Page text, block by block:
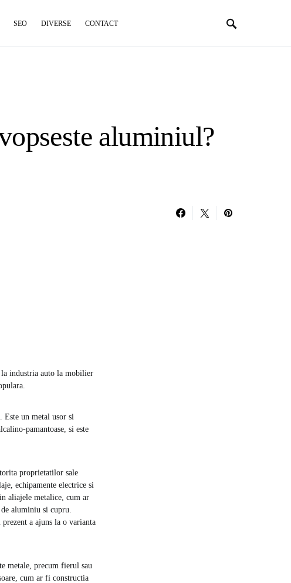
SEO DIVERSE CONTACT
aluminiul?
industria auto la mobilier
un metal usor si
pamantoase, si este
proprietatilor sale
echipamente electrice si
aliajele metalice, cum ar
aluminiu si cupru.
a ajuns la o varianta
metale, precum fierul sau
cum ar fi constructia